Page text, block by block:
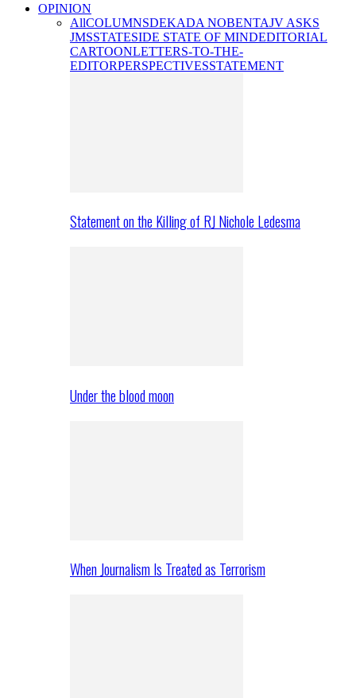
OPINION
AllCOLUMNSDEKADA NOBENTAJV ASKS
JMSSTATESIDE STATE OF MINDEDITORIAL
CARTOONLETTERS-TO-THE-
EDITORPERSPECTIVESSTATEMENT
Statement on the Killing of RJ Nichole Ledesma
Under the blood moon
When Journalism Is Treated as Terrorism